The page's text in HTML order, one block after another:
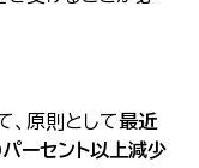
、原則として最近
ーセント以上減少